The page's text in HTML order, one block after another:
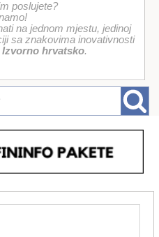
poslujete?
na jednom mjestu, jedinoj
sa znakovima inovativnosti
Izvorno hrvatsko.